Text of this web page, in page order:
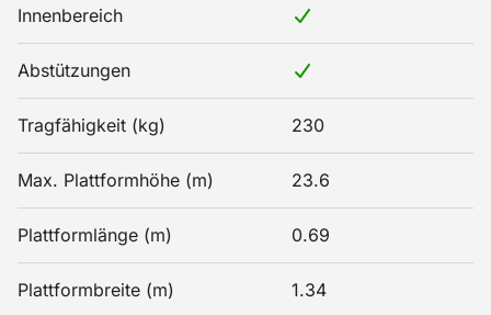
Innenbereich
Abstützungen
Tragfähigkeit (kg) 230
Max. Plattformhöhe (m) 23.6
Plattformlänge (m) 0.69
Plattformbreite (m) 1.34